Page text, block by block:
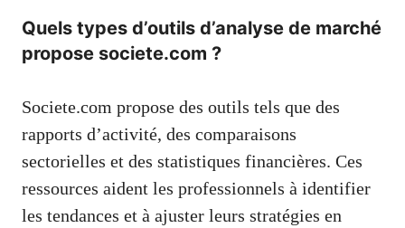
Quels types d’outils d’analyse de marché
propose societe.com ?
Societe.com propose des outils tels que des
rapports d’activité, des comparaisons
sectorielles et des statistiques financières. Ces
ressources aident les professionnels à identifier
les tendances et à ajuster leurs stratégies en